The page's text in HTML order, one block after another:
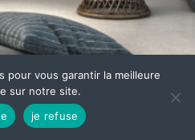
pour vous garantir la meilleure
sur notre site.
je refuse